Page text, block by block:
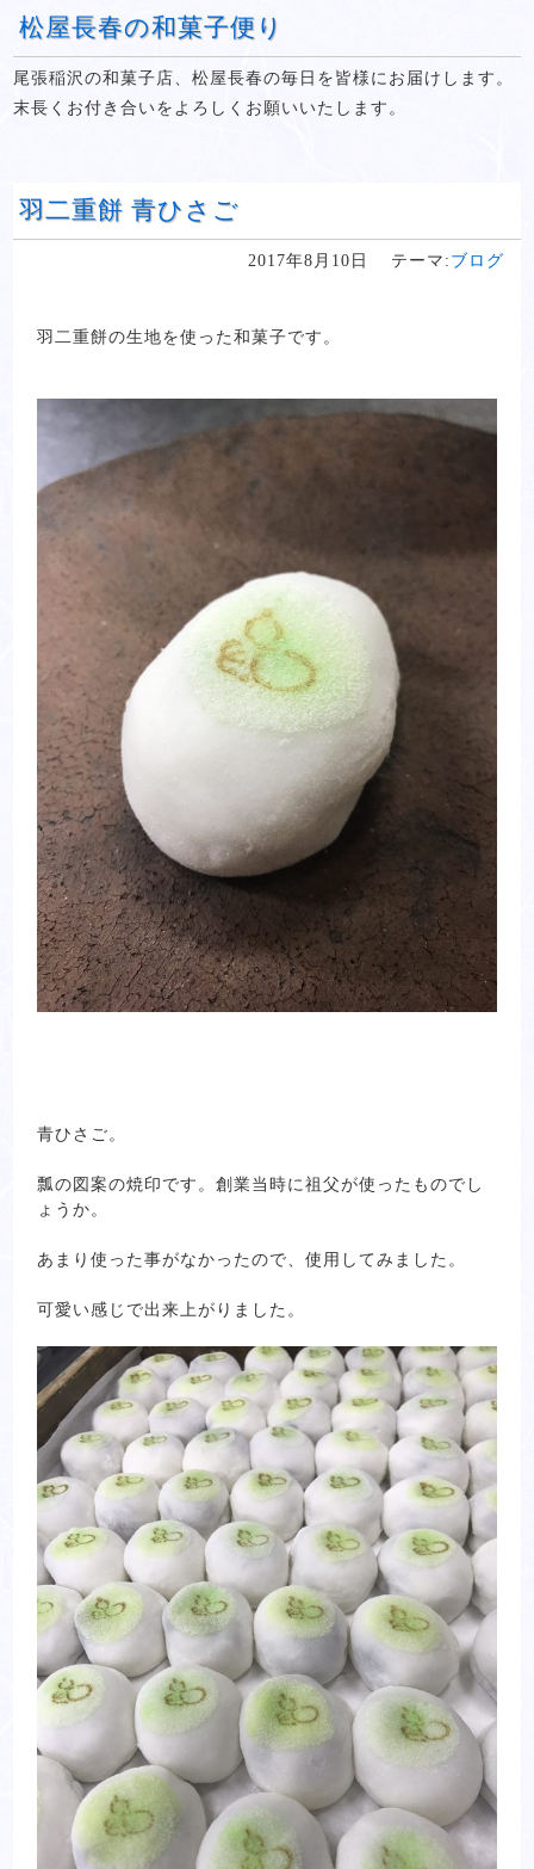
松屋長春の和菓子便り
尾張稲沢の和菓子店、松屋長春の毎日を皆様にお届けします。
末長くお付き合いをよろしくお願いいたします。
羽二重餅 青ひさご
2017年8月10日 テーマ: ブログ
羽二重餅の生地を使った和菓子です。
青ひさご。
瓢の図案の焼印です。創業当時に祖父が使ったものでし
ょうか。
あまり使った事がなかったので、使用してみました。
可愛い感じで出来上がりました。